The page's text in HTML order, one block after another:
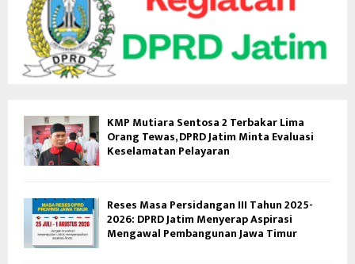
KMP Mutiara Sentosa 2 Terbakar Lima
Orang Tewas, DPRD Jatim Minta Evaluasi
Keselamatan Pelayaran
Reses Masa Persidangan III Tahun 2025-
2026: DPRD Jatim Menyerap Aspirasi
Mengawal Pembangunan Jawa Timur